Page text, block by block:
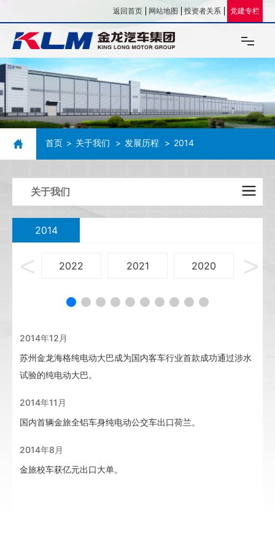
返回首页 网站地图 投资者关系 党建专栏
关于我们
企业文化
新闻资讯
投资企业
首页 关于我们 发展历程 2014
关于我们
2014
2022 2021 2020
2014年12月
苏州金龙海格纯电动大巴成为国内客车行业首款成功通过涉水
试验的纯电动大巴。
2014年11月
国内首辆金旅全铝车身纯电动公交车出口荷兰。
2014年8月
金旅校车获亿元出口大单。